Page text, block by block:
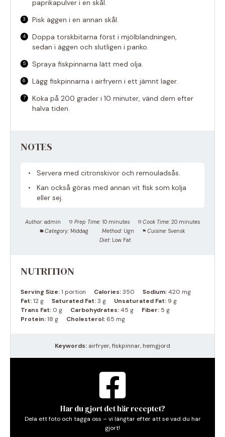
paprikapulver i en skål.
Pisk äggen i en annan skål.
Doppa torskbitarna först i mjölblandningen,
sedan i äggen och slutligen i panko.
Spraya fiskpinnarna lätt med olja.
Lägg fiskpinnarna i airfryern i ett jämnt lager.
Koka på 200 grader i 10 minuter, vänd dem efter
halva tiden.
NOTES
Servera med citronskivor och remouladsås.
Kan också göras med annan vit fisk som kolja
eller sej.
Author: admin Prep Time: 10 minutes Cook Time: 20 minutes
Category: Middag Method: Ugn Cuisine: Svensk
Diet: Low Fat
NUTRITION
Serving Size:1 portion Calories:350 Sodium:420 mg
Fat:12 g Saturated Fat:3 g Unsaturated Fat: 9 g
Trans Fat: 0 g Carbohydrates:45 g Fiber: 5 g
Protein:18 g Cholesterol: 65 mg
Keywords: airfryer, fiskpinnar, hemgjord
Har du gjort det här receptet?
Dela ett foto och tagga oss – vi längtar efter att se vad du har
gjort!